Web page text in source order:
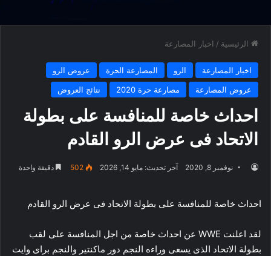
الرئيسية / اخبار المصارعة
اخبار المصارعة الرو المصارعة الحرة
عروض الرو
عروض المصارعة
مصارعة حرة 2020 نتائج العروض
احداث خاصة للمنافسة على بطولة
الاتحاد فى عرض الرو القادم
نوفمبر 8, 2020 آخر تحديث: مايو 14, 2026 502 دقيقة واحدة
احداث خاصة للمنافسة على بطولة الاتحاد فى عرض الرو القادم
لقد اعلنت WWE عن احداث خاصة من اجل المنافسة على لقب
بطولة الاتحاد الذى يسعى وراءه النجم دور ماكنتير والنجم براى وايت